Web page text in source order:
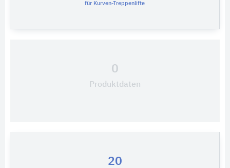
für Kurven-Treppenlifte
0
Produktdaten
20